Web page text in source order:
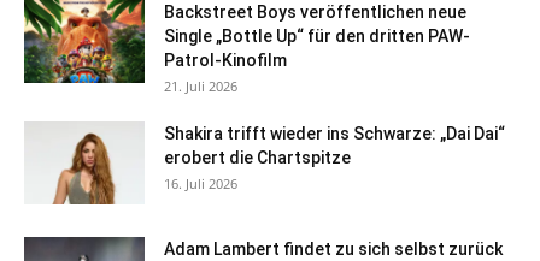
Backstreet Boys veröffentlichen neue
Single „Bottle Up“ für den dritten PAW-
Patrol-Kinofilm
21. Juli 2026
Shakira trifft wieder ins Schwarze: „Dai Dai“
erobert die Chartspitze
16. Juli 2026
Adam Lambert findet zu sich selbst zurück